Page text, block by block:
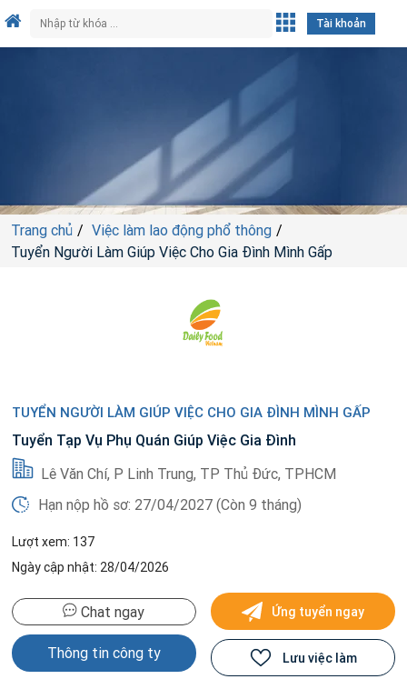
Tài khoản
Trang chủ
Việc làm lao động phổ thông
Tuyển Người Làm Giúp Việc Cho Gia Đình Mình Gấp
TUYỂN NGƯỜI LÀM GIÚP VIỆC CHO GIA ĐÌNH MÌNH GẤP
Tuyển Tạp Vụ Phụ Quán Giúp Việc Gia Đình
Lê Văn Chí, P Linh Trung, TP Thủ Đức, TPHCM
Hạn nộp hồ sơ: 27/04/2027 (Còn 9 tháng)
Lượt xem: 137
Ngày cập nhật: 28/04/2026
Chat ngay
Thông tin công ty
Ứng tuyển ngay
Lưu việc làm